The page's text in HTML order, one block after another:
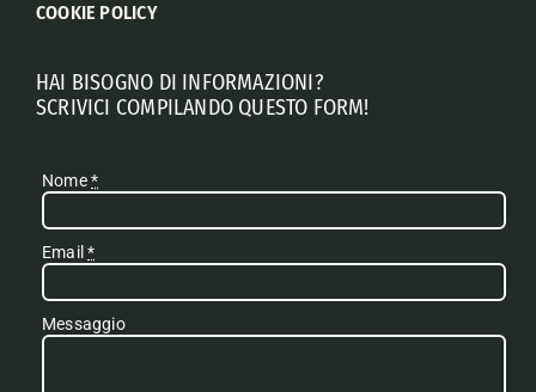
COOKIE POLICY
HAI BISOGNO DI INFORMAZIONI?
SCRIVICI COMPILANDO QUESTO FORM!
Nome*
Email*
Messaggio